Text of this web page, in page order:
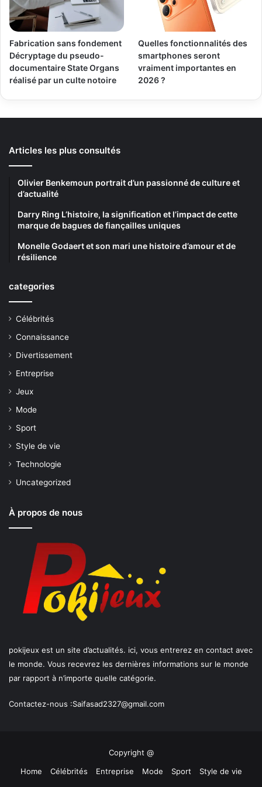
Fabrication sans fondement
Décryptage du pseudo-
documentaire State Organs
réalisé par un culte notoire
Quelles fonctionnalités des
smartphones seront
vraiment importantes en
2026 ?
Articles les plus consultés
Olivier Benkemoun portrait d’un passionné de culture et
d’actualité
Darry Ring L’histoire, la signification et l’impact de cette
marque de bagues de fiançailles uniques
Monelle Godaert et son mari une histoire d’amour et de
résilience
categories
Célébrités
Connaissance
Divertissement
Entreprise
Jeux
Mode
Sport
Style de vie
Technologie
Uncategorized
À propos de nous
pokijeux est un site d’actualités. ici, vous entrerez en contact avec
le monde. Vous recevrez les dernières informations sur le monde
par rapport à n’importe quelle catégorie.
Contactez-nous :Saifasad2327@gmail.com
Copyright @
Home
Célébrités Entreprise Mode Sport
Style de vie